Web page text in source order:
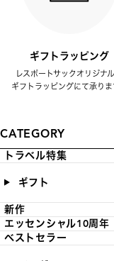
ギフトラッピング
レスポートサックオリジナ
ギフトラッピングにて承りま
CATEGORY
トラベル特集
ギフト
新作
エッセンシャル10周年
ベストセラー